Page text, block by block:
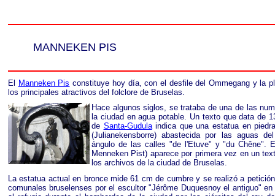
MANNEKEN PIS
El Manneken Pis constituye hoy día, con el desfile del Ommegang y la
los principales atractivos del folclore de Bruselas.
Hace algunos siglos, se trataba de una de las
la ciudad en agua potable. Un texto que data de
de Santa-Gudulaindica que una estatua en piedra
(Julianekensborre) abastecida por las aguas
ángulo de las calles "de l'Etuve" y "du Chêne".
Menneken Pist) aparece por primera vez en un
los archivos de la ciudad de Bruselas.
La estatua actual en bronce mide 61 cm de cumbre y se realizó a
comunales bruselenses por el escultor "Jérôme Duquesnoy el antiguo"